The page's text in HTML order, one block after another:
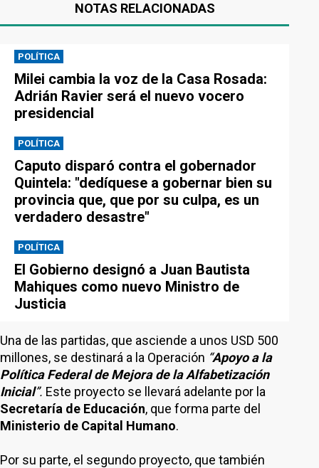
NOTAS RELACIONADAS
POLÍTICA
Milei cambia la voz de la Casa Rosada:
Adrián Ravier será el nuevo vocero
presidencial
POLÍTICA
Caputo disparó contra el gobernador
Quintela: "dedíquese a gobernar bien su
provincia que, que por su culpa, es un
verdadero desastre"
POLÍTICA
El Gobierno designó a Juan Bautista
Mahiques como nuevo Ministro de
Justicia
Una de las partidas, que asciende a unos USD 500
millones, se destinará a la Operación “Apoyo a la
Política Federal de Mejora de la Alfabetización
Inicial”. Este proyecto se llevará adelante por la
Secretaría de Educación, que forma parte del
Ministerio de Capital Humano.
Por su parte, el segundo proyecto, que también